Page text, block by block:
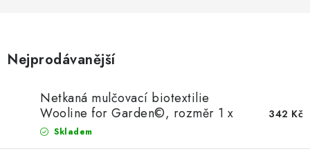
SAUNA A ZDRAVÍ
Nejprodávanější
Netkaná mulčovací biotextilie
Wooline for Garden©, rozměr 1 x
3 m, 250g/m2
Skladem
342 Kč